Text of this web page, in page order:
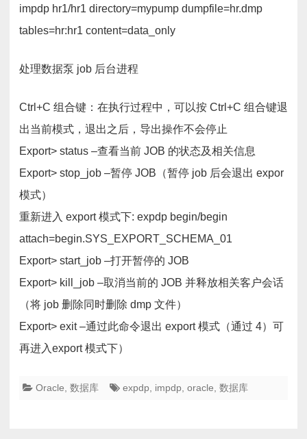
impdp hr1/hr1 directory=mypump dumpfile=hr.dmp
tables=hr:hr1 content=data_only
处理数据泵 job 后台进程
Ctrl+C 组合键：在执行过程中，可以按 Ctrl+C 组合键退
出当前模式，退出之后，导出操作不会停止
Export> status –查看当前 JOB 的状态及相关信息
Export> stop_job –暂停 JOB（暂停 job 后会退出 expor
模式）
重新进入 export 模式下: expdp begin/begin
attach=begin.SYS_EXPORT_SCHEMA_01
Export> start_job –打开暂停的 JOB
Export> kill_job –取消当前的 JOB 并释放相关客户会话
（将 job 删除同时删除 dmp 文件）
Export> exit –通过此命令退出 export 模式（通过 4）可
再进入export 模式下）
Oracle 数据库 expdp impdp oracle 数据库